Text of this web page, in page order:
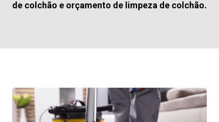
de colchão e orçamento de limpeza de colchão.